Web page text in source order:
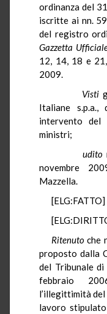
ordinanza del
iscritte ai nn.
del registro
Gazzetta
12, 14, 18 e
2009.
Visti
Italiane
intervento del
ministri;
udito
novembre
Mazzella.
[ELG:FATTO]
Ritenutoche
proposto dalla
del Tribunale
febbraio
l’illegittimità
lavoro